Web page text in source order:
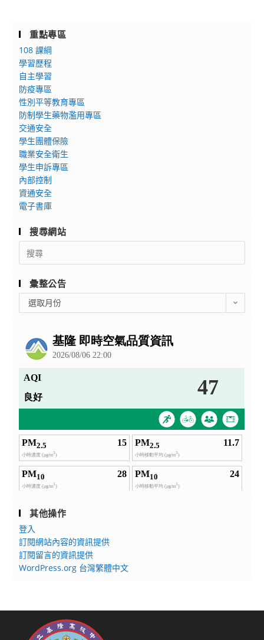
重點專區
108 課綱
學習歷程
自主學習
防疫專區
性別平等教育專區
防制學生藥物濫用專區
交通安全
學生團體保險
職業安全衛生
學生申訴專區
內部控制
資通安全
電子書庫
搜尋網站
Search
for:
彙整公告
整
選取月份
其他操作
登入
訂閱網站內容的資訊提供
訂閱留言的資訊提供
WordPress.org 台灣繁體中文